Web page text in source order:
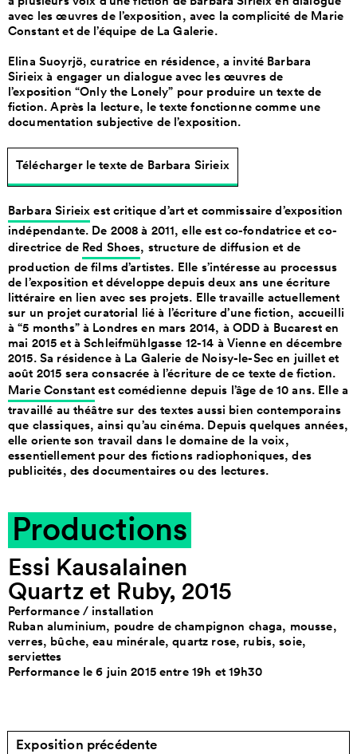
avec les œuvres de l’exposition, avec la complicité de Marie
Constant et de l’équipe de La Galerie.
Elina Suoyrjö, curatrice en résidence, a invité Barbara
Sirieix à engager un dialogue avec les œuvres de
l’exposition “Only the Lonely” pour produire un texte de
fiction. Après la lecture, le texte fonctionne comme une
documentation subjective de l’exposition.
Télécharger le texte de Barbara Sirieix
Barbara Sirieixest critique d’art et commissaire d’exposition
indépendante. De 2008 à 2011, elle est co-fondatrice et co-
directrice de Red Shoes, structure de diffusion et de
production de films d’artistes. Elle s’intéresse au processus
de l’exposition et développe depuis deux ans une écriture
littéraire en lien avec ses projets. Elle travaille actuellement
sur un projet curatorial lié à l’écriture d’une fiction, accueilli
à “5 months” à Londres en mars 2014, à ODD à Bucarest en
mai 2015 et à Schleifmühlgasse 12-14 à Vienne en décembre
2015. Sa résidence à La Galerie de Noisy-le-Sec en juillet et
août 2015 sera consacrée à l’écriture de ce texte de fiction.
Marie Constantest comédienne depuis l’âge de 10 ans. Elle a
travaillé au théâtre sur des textes aussi bien contemporains
que classiques, ainsi qu’au cinéma. Depuis quelques années,
elle oriente son travail dans le domaine de la voix,
essentiellement pour des fictions radiophoniques, des
publicités, des documentaires ou des lectures.
Productions
Essi Kausalainen
Quartz et Ruby, 2015
Performance / installation
Ruban aluminium, poudre de champignon chaga, mousse,
verres, bûche, eau minérale, quartz rose, rubis, soie,
serviettes
Performance le 6 juin 2015 entre 19h et 19h30
Exposition précédente